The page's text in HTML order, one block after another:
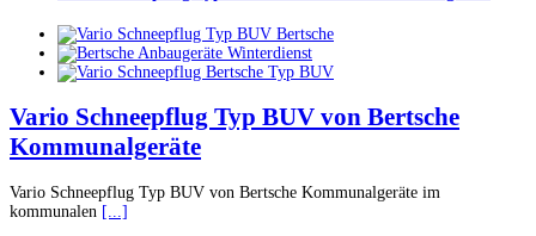
Vario Schneepflug Typ BUV von Bertsche
Kommunalgeräte
Vario Schneepflug Typ BUV von Bertsche Kommunalgeräte im
kommunalen [...]